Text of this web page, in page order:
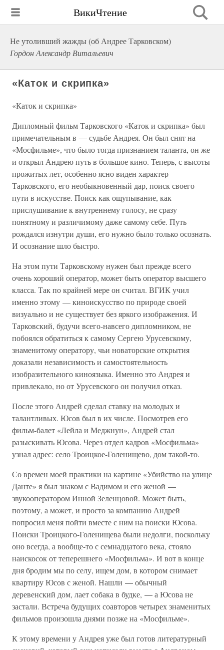
ВикиЧтение
Не утоливший жажды (об Андрее Тарковском)
Гордон Александр Витальевич
«Каток и скрипка»
«Каток и скрипка»
Дипломный фильм Тарковского «Каток и скрипка» был
примечательным в — судьбе Андрея. Он был снят на
«Мосфильме», что было тогда признанием таланта, он же
и открыл Андрею путь в большое кино. Теперь, с высоты
прожитых лет, особенно ясно виден характер
Тарковского, его необыкновенный дар, поиск своего
пути в искусстве. Поиск как ощупывание, как
прислушивание к внутреннему голосу, не сразу
понятному и различимому даже самому себе. Путь
рождался изнутри души, его нужно было только осознать.
И осознание шло быстро.
На этом пути Тарковскому нужен был прежде всего
очень хороший оператор, может быть оператор высшего
класса. Так по крайней мере он считал. ВГИК учил
именно этому — киноискусство по природе своей
визуально и не существует без яркого изображения. И
Тарковский, будучи всего-навсего дипломником, не
побоялся обратиться к самому Сергею Урусевскому,
знаменитому оператору, чьи новаторские открытия
доказали независимость и самостоятельность
изобразительного киноязыка. Именно это Андрея и
привлекало, но от Урусевского он получил отказ.
После этого Андрей сделал ставку на молодых и
талантливых. Юсов был в их числе. Посмотрев его
фильм-балет «Лейла и Меджнун», Андрей стал
разыскивать Юсова. Через отдел кадров «Мосфильма»
узнал адрес: село Троицкое-Голенищево, дом такой-то.
Со времен моей практики на картине «Убийство на улице
Данте» я был знаком с Вадимом и его женой —
звукооператором Инной Зеленцовой. Может быть,
поэтому, а может, и просто за компанию Андрей
попросил меня пойти вместе с ним на поиски Юсова.
Поиски Троицкого-Голенищева были недолги, поскольку
оно всегда, а вообще-то с семнадцатого века, стояло
наискосок от теперешнего «Мосфильма». И вот в конце
дня бродим мы по селу, ищем дом, в котором снимает
квартиру Юсов с женой. Нашли — обычный
деревенский дом, лает собака в будке, — а Юсова не
застали. Встреча будущих соавторов четырех знаменитых
фильмов произошла днями позже на «Мосфильме».
К этому времени у Андрея уже был готов литературный